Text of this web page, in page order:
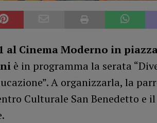
al Cinema Moderno in
è in programma la serata
A organizzarla, la
Culturale San Benedetto e il